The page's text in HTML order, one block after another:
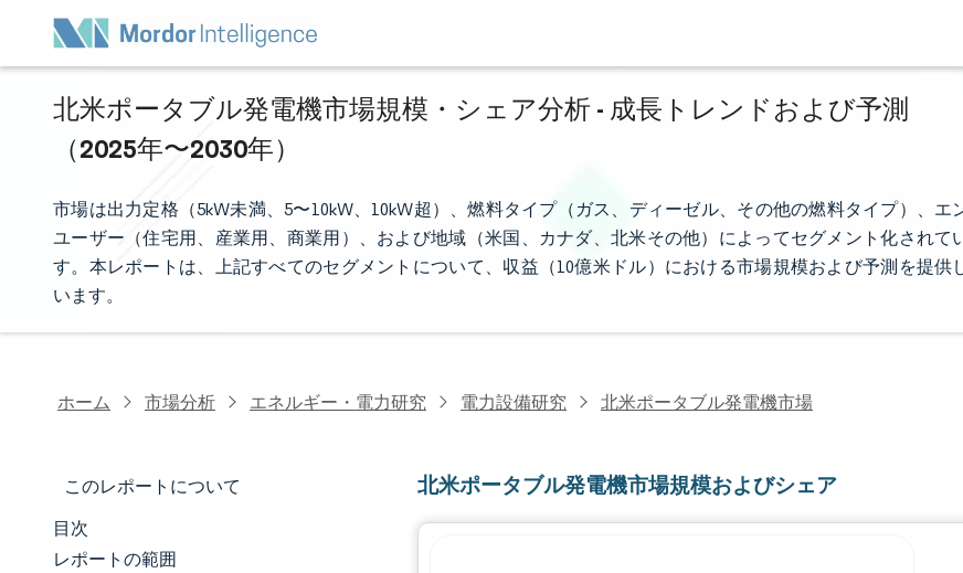
北米ポータブル発電機市場規模・シェア分析 - 成長トレンドおよび予測
（2025年〜2030年）
市場は出力定格（5kW未満、5〜10kW、10kW超）、燃料タイプ（ガス、ディーゼル、その他の燃料タイプ）、エ
ユーザー（住宅用、産業用、商業用）、および地域（米国、カナダ、北米その他）によってセグメント化されて
す。本レポートは、上記すべてのセグメントについて、収益（10億米ドル）における市場規模および予測を提供
います。
ホーム 市場分析 エネルギー・電力研究 電力設備研究 北米ポータブル発電機市場
このレポートについて
マーケットスナップショット
目次
レポートの範囲
北米ポータブル発電機市場規模およびシェア